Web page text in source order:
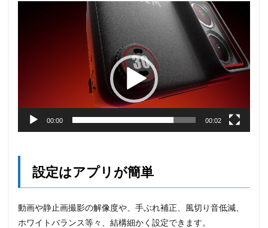
00:00 00:02
設定はアプリが簡単
動画や静止画撮影の解像度や、手ぶれ補正、風切り音低減、
ホワイトバランス等々、結構細かく設定できます。